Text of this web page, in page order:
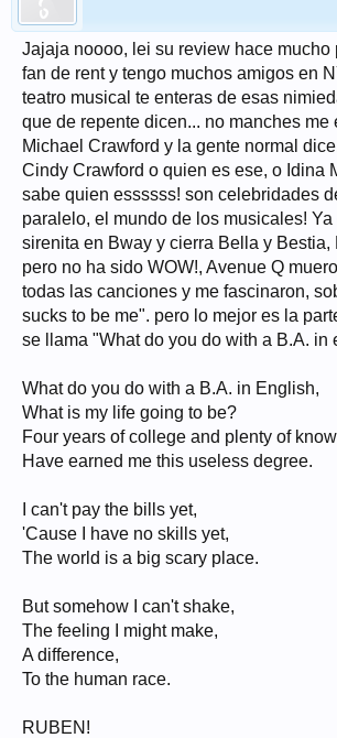
Jajaja noooo, lei su review hace mucho
fan de rent y tengo muchos amigos en
teatro musical te enteras de esas
que de repente dicen... no manches me
Michael Crawford y la gente normal
Cindy Crawford o quien es ese, o Idina
sabe quien essssss! son celebridades
paralelo, el mundo de los musicales! Ya
sirenita en Bway y cierra Bella y Bestia,
pero no ha sido WOW!, Avenue Q
todas las canciones y me fascinaron,
sucks to be me". pero lo mejor es la
se llama "What do you do with a B.A. in
What do you do with a B.A. in English,
What is my life going to be?
Four years of college and plenty of
Have earned me this useless degree.
I can't pay the bills yet,
'Cause I have no skills yet,
The world is a big scary place.
But somehow I can't shake,
The feeling I might make,
A difference,
To the human race.
RUBEN!